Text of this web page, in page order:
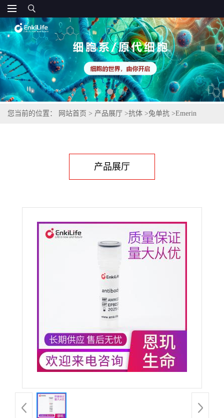
您当前的位置： 网站首页 > 产品展厅 >抗体 >兔单抗 >Emerin
产品展厅